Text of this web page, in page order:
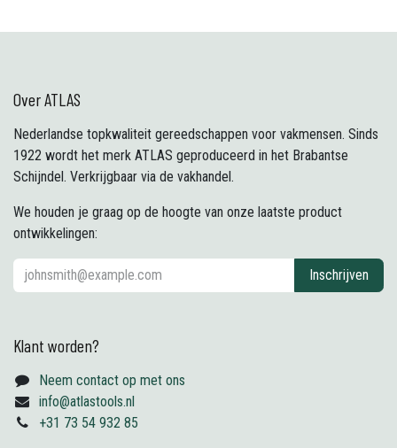
Over ATLAS
Nederlandse topkwaliteit gereedschappen voor vakmensen. Sinds
1922 wordt het merk ATLAS geproduceerd in het Brabantse
Schijndel. Verkrijgbaar via de vakhandel.
We houden je graag op de hoogte van onze laatste product
ontwikkelingen:
Inschrijven
Klant worden?
Neem contact op met ons
info@atlastools.nl
+31 73 54 932 85